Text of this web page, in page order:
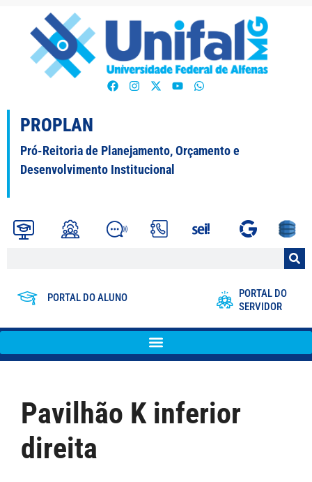
PROPLAN
Pró-Reitoria de Planejamento, Orçamento e
Desenvolvimento Institucional
PORTAL DO ALUNO
PORTAL DO
SERVIDOR
Pavilhão K inferior
direita